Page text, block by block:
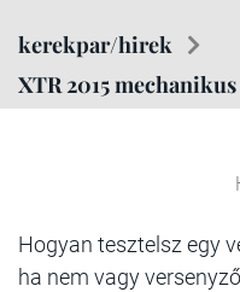
kerekpar/hirek
XTR 2015
Hogyan tesztelsz egy
ha nem vagy